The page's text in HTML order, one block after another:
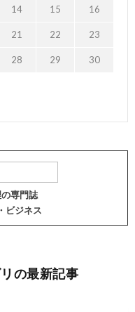
14 15 16
21 22 23
28 29 30
専門誌
ビジネス
の最新記事